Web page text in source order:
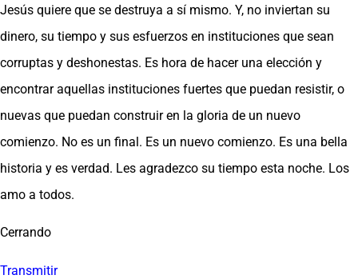
Jesús quiere que se destruya a sí mismo. Y, no inviertan su
dinero, su tiempo y sus esfuerzos en instituciones que sean
corruptas y deshonestas. Es hora de hacer una elección y
encontrar aquellas instituciones fuertes que puedan resistir, o
nuevas que puedan construir en la gloria de un nuevo
comienzo. No es un final. Es un nuevo comienzo. Es una bella
historia y es verdad. Les agradezco su tiempo esta noche. Los
amo a todos.
Cerrando
Transmitir